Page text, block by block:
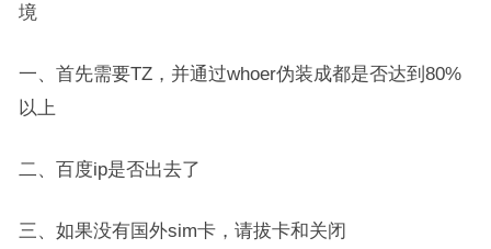
境
一、首先需要TZ，并通过whoer伪装成都是否达到80%
以上
二、百度ip是否出去了
三、如果没有国外sim卡，请拔卡和关闭